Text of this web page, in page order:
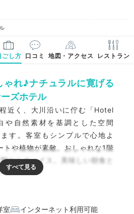
ごし方 口コミ 地図・アクセス レストラン
ゃれ♪ナチュラルに寛げる
ズホテル
近く、大川沿いに佇む「Hotel
や自然素材を基調とした空間
す。客室もシンプルで心地よ
トや植物が素敵。おしゃれな1階
からチョイス。美味しい朝食と
喫して。
室
インターネット利用可能